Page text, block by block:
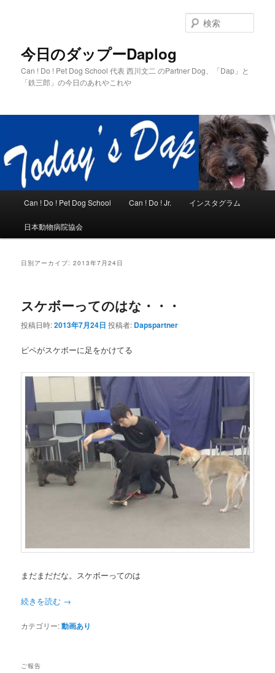
今日のダップーDaplog
Can ! Do ! Pet Dog School 代表 西川文二 のPartner Dog、「Dap」と
「鉄三郎」の今日のあれやこれや
索
メ
Can ! Do ! Pet Dog School Can ! Do ! Jr. インスタグラム
日本動物病院協会
日別アーカイブ:2013年7月24日
スケボーってのはな・・・
投稿日時:2013年7月24日 投稿者: Dapspartner
ピペがスケボーに足をかけてる
まだまだだな。スケボーってのは
続きを読む →
カテゴリー:動画あり
ご報告